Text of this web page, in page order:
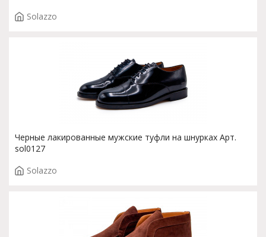
Solazzo
Черные лакированные мужские туфли на шнурках Арт.
sol0127
Solazzo